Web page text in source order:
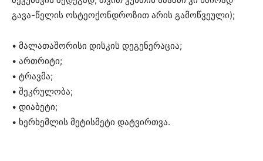
გავა-წელის ოსტეოქონდროზით არის გამოწვეული);
• მალათაშორისი დისკის დეგენერაცია;
• ართრიტი;
• ტრავმა;
• შეკრულობა;
• დიაბეტი;
• ხერხემლის მეტისმეტი დატვირთვა.